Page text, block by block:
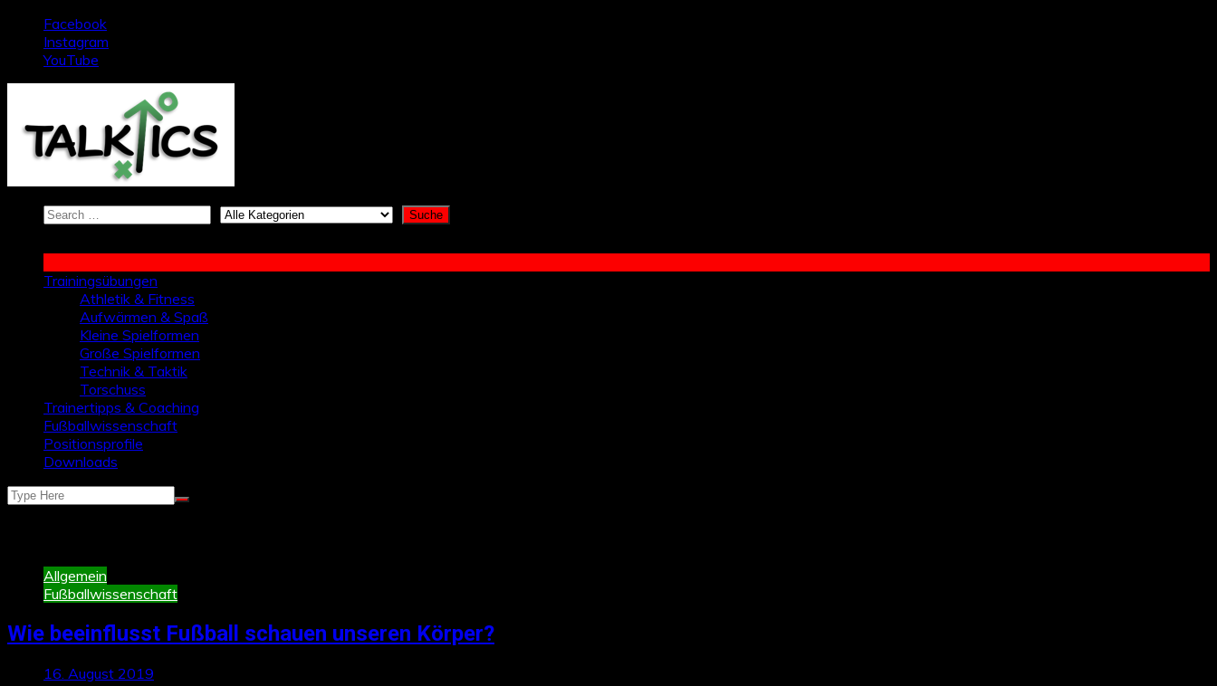
springen
Facebook
Instagram
YouTube
Trainingsübungen
Athletik & Fitness
Aufwärmen & Spaß
Kleine Spielformen
Große Spielformen
Technik & Taktik
Torschuss
Trainertipps & Coaching
Fußballwissenschaft
Positionsprofile
Downloads
Allgemein
Fußballwissenschaft
Wie beeinflusst Fußball schauen unseren Körper?
16. August 2019